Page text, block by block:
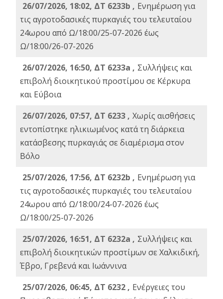
26/07/2026, 18:02, ΔΤ 6233b , Ενημέρωση για
τις αγροτοδασικές πυρκαγιές του τελευταίου
24ωρου από Ω/18:00/25-07-2026 έως
Ω/18:00/26-07-2026
26/07/2026, 16:50, ΔΤ 6233a , Συλλήψεις και
επιβολή διοικητικού προστίμου σε Κέρκυρα
και Εύβοια
26/07/2026, 07:57, ΔΤ 6233 , Χωρίς αισθήσεις
εντοπίστηκε ηλικιωμένος κατά τη διάρκεια
κατάσβεσης πυρκαγιάς σε διαμέρισμα στον
Βόλο
25/07/2026, 17:56, ΔΤ 6232b , Ενημέρωση για
τις αγροτοδασικές πυρκαγιές του τελευταίου
24ωρου από Ω/18:00/24-07-2026 έως
Ω/18:00/25-07-2026
25/07/2026, 16:51, ΔΤ 6232a , Συλλήψεις και
επιβολή διοικητικών προστίμων σε Χαλκιδική,
Έβρο, Γρεβενά και Ιωάννινα
25/07/2026, 06:45, ΔΤ 6232 , Ενέργειες του